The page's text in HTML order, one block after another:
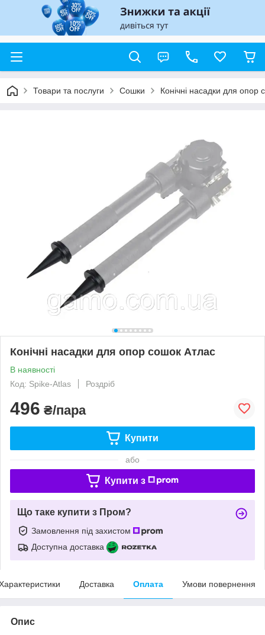
Товари та послуги Сошки Конічні насадки для опор
Конічні насадки для опор сошок Атлас
В наявності
Код: Spike-Atlas
Роздріб
496 ₴/пара
Купити
або
Купити з
Що таке купити з Пром?
Замовлення під захистом
Доступна доставка
Доставка Оплата Умови повернення
Опис